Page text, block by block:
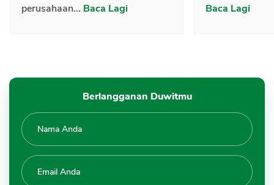
perusahaan... Baca Lagi
Baca Lagi
Berlangganan Duwitmu